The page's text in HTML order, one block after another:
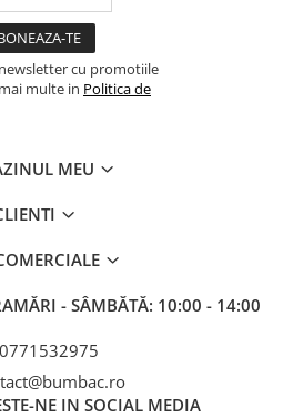
cu promotiile
multe in Politica de
MEU
- SÂMBĂTĂ: 10:00 - 14:00
0771532975
NE IN SOCIAL MEDIA